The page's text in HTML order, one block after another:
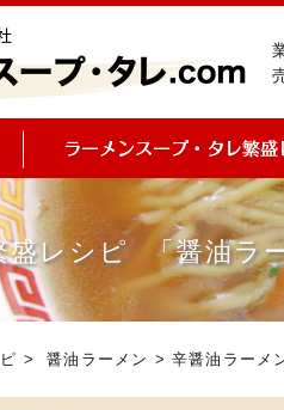
盛レシピ 「醤油ラ
>醤油ラーメン > 辛醤油ラーメ